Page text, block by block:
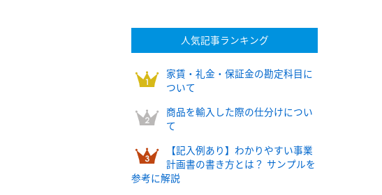
人気記事ランキング
家賃・礼金・保証金の勘定科目に
ついて
商品を輸入した際の仕分けについ
て
【記入例あり】わかりやすい事業
計画書の書き方とは？ サンプルを
参考に解説